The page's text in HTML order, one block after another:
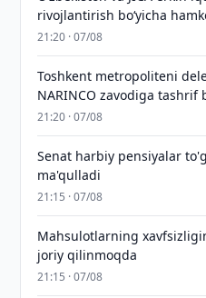
rivojlantirish boʻyicha
21:20 · 07/08
Toshkent metropoliteni
NARINCO zavodiga tashrif
21:20 · 07/08
Senat harbiy pensiyalar
ma'qulladi
21:15 · 07/08
Mahsulotlarning
joriy qilinmoqda
21:15 · 07/08